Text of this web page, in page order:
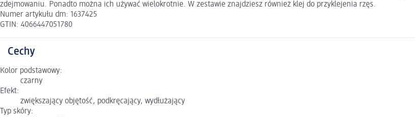
zdejmowaniu. Ponadto można ich używać wielokrotnie. W zestawie znajdziesz również klej do przyklejenia rzęs.
Numer artykułu dm: 1637425
GTIN: 4066447051780
Cechy
Kolor podstawowy:
czarny
Efekt:
zwiększający objętość, podkręcający, wydłużający
Typ skóry: